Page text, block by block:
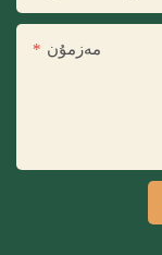
مەزمۇن